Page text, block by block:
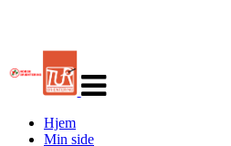
navigasjon
Hjem
Min side